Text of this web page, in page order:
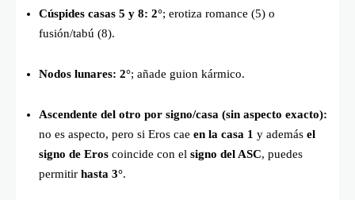
Cúspides casas 5 y 8: 2°; erotiza romance (5) o
fusión/tabú (8).
Nodos lunares: 2°; añade guion kármico.
Ascendente del otro por signo/casa (sin aspecto exacto):
no es aspecto, pero si Eros cae en la casa 1 y además el
signo de Eros coincide con el signo del ASC, puedes
permitir hasta 3°.